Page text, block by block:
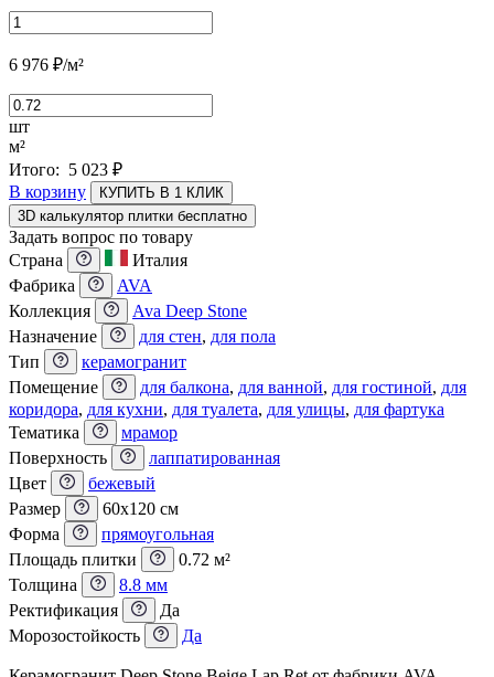
6 976 ₽/м²
шт
м²
Итого: 5 023 ₽
В корзину
КУПИТЬ В 1 КЛИК
3D калькулятор плитки бесплатно
Задать вопрос по товару
Страна
Италия
Фабрика
AVA
Коллекция
Ava Deep Stone
Назначение
для стен, для пола
Тип
керамогранит
Помещение
для балкона, для ванной, для гостиной, для
коридора, для кухни, для туалета, для улицы, для фартука
Тематика
мрамор
Поверхность
лаппатированная
Цвет
бежевый
Размер
60x120 см
Форма
прямоугольная
Площадь плитки
0.72 м²
Толщина
8.8 мм
Ректификация
Да
Морозостойкость
Да